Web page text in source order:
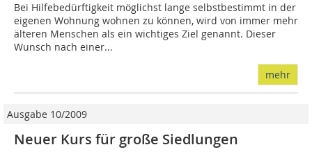
Bei Hilfebedürftigkeit möglichst lange selbstbestimmt in der
eigenen Wohnung wohnen zu können, wird von immer mehr
älteren Menschen als ein wichtiges Ziel genannt. Dieser
Wunsch nach einer...
mehr
Ausgabe 10/2009
Neuer Kurs für große Siedlungen